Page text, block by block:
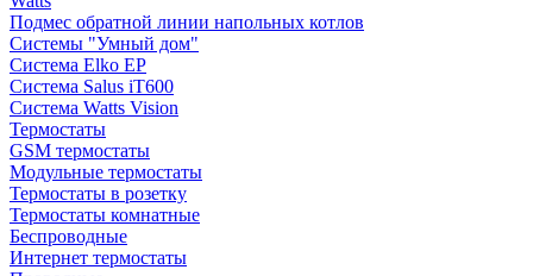
Подмес обратной линии напольных котлов
Системы "Умный дом"
Система Elko EP
Система Salus iT600
Система Watts Vision
Термостаты
GSM термостаты
Модульные термостаты
Термостаты в розетку
Термостаты комнатные
Беспроводные
Интернет термостаты